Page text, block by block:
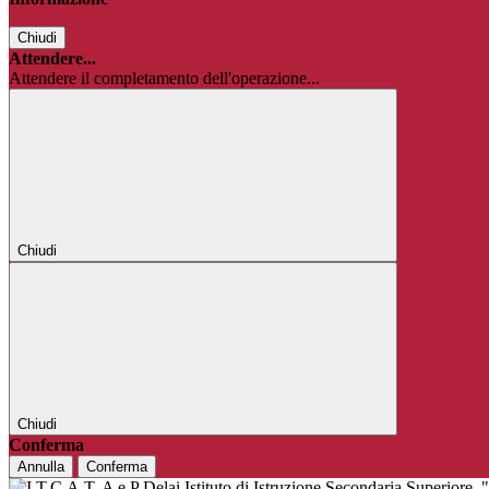
Chiudi
Attendere...
Attendere il completamento dell'operazione...
Chiudi
Chiudi
Conferma
Annulla Conferma